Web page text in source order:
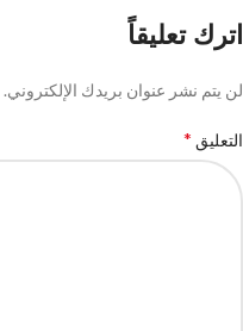
اترك تعليقاً
لن يتم نشر عنوان بريدك الإلكتروني.
التعليق *